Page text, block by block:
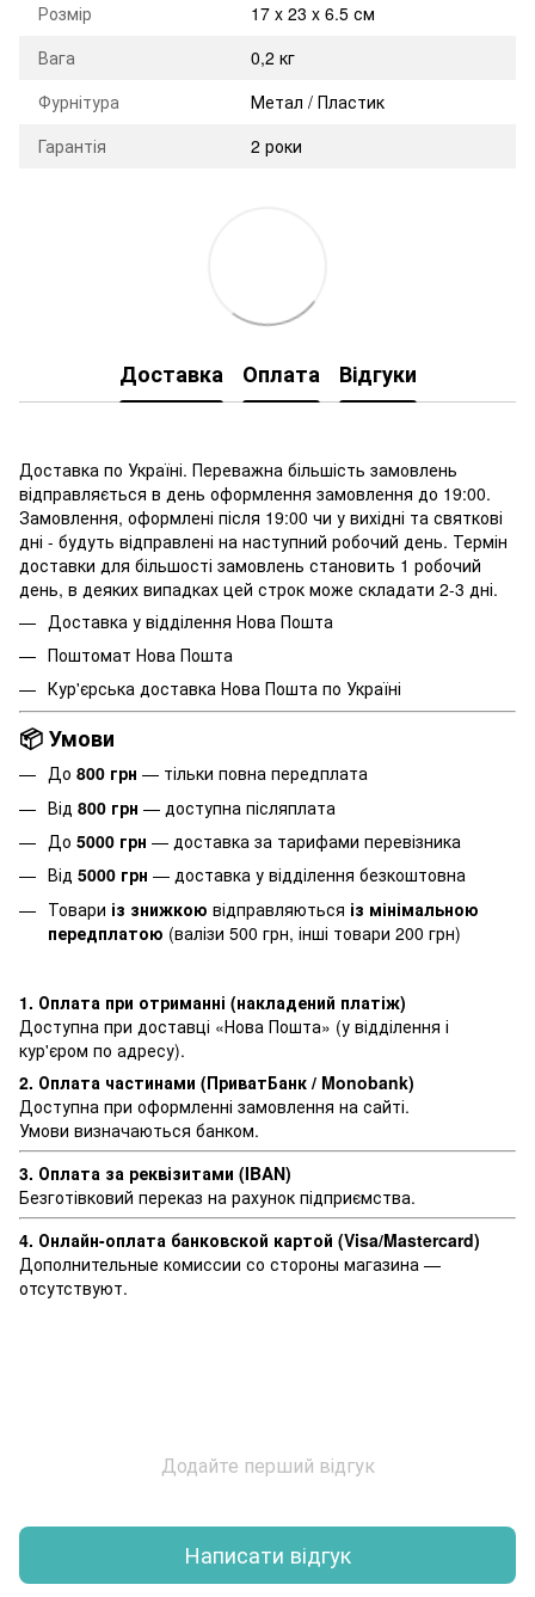
Розмір
17 x 23 x 6.5 см
Вага
0,2 кг
Фурнітура
Метал / Пластик
Гарантія
2 роки
Доставка Оплата Відгуки
Доставка по Україні. Переважна більшість замовлень
відправляється в день оформлення замовлення до 19:00.
Замовлення, оформлені після 19:00 чи у вихідні та святкові
дні - будуть відправлені на наступний робочий день. Термін
доставки для більшості замовлень становить 1 робочий
день, в деяких випадках цей строк може складати 2-3 дні.
Доставка у відділення Нова Пошта
Поштомат Нова Пошта
Кур'єрська доставка Нова Пошта по Україні
📦 Умови
До 800 грн — тільки повна передплата
Від 800 грн — доступна післяплата
До 5000 грн — доставка за тарифами перевізника
Від 5000 грн — доставка у відділення безкоштовна
Товари із знижкою відправляються із мінімальною
передплатою (валізи 500 грн, інші товари 200 грн)
1. Оплата при отриманні (накладений платіж)
Доступна при доставці «Нова Пошта» (у відділення і
кур'єром по адресу).
2. Оплата частинами (ПриватБанк / Monobank)
Доступна при оформленні замовлення на сайті.
Умови визначаються банком.
3. Оплата за реквізитами (IBAN)
Безготівковий переказ на рахунок підприємства.
4. Онлайн-оплата банковской картой (Visa/Mastercard)
Дополнительные комиссии со стороны магазина —
отсутствуют.
Додайте перший відгук
Написати відгук